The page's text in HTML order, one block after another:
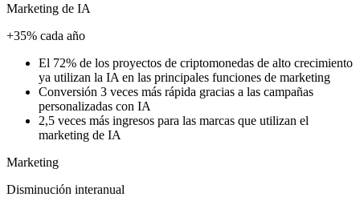
Marketing de IA
+35% cada año
El 72% de los proyectos de criptomonedas de alto crecimiento
ya utilizan la IA en las principales funciones de marketing
Conversión 3 veces más rápida gracias a las campañas
personalizadas con IA
2,5 veces más ingresos para las marcas que utilizan el
marketing de IA
Marketing
Disminución interanual